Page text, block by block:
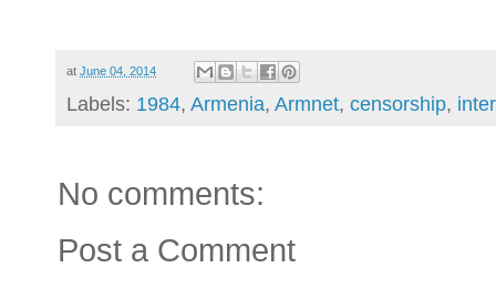
at June 04, 2014
Labels: 1984, Armenia, Armnet, censorship,
No comments:
Post a Comment